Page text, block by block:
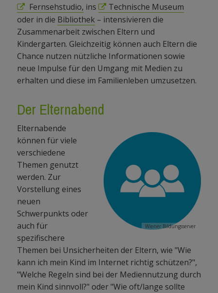
Fernsehstudio, ins
Technische Museum
oder in die Bibliothek – intensivieren die
Zusammenarbeit zwischen Eltern und
Kindergarten. Gleichzeitig können auch Eltern die
Chance nutzen nützliche Informationen sowie
neue Impulse für den Umgang mit Medien zu
erhalten und diese im Familienleben umzusetzen.
Der Elternabend
Wiener Bildungsserver
Elternabende
können für viele
verschiedene
Themen genutzt
werden. Zur
Vorstellung eines
neuen
Schwerpunkts oder
auch für
spezifischere
Themen bei Unsicherheiten der Eltern, wie "Wie
kann ich mein Kind im Internet richtig schützen?",
"Welche Regeln sind bei der Mediennutzung durch
mein Kind sinnvoll?" oder "Wie oft/lange sollte